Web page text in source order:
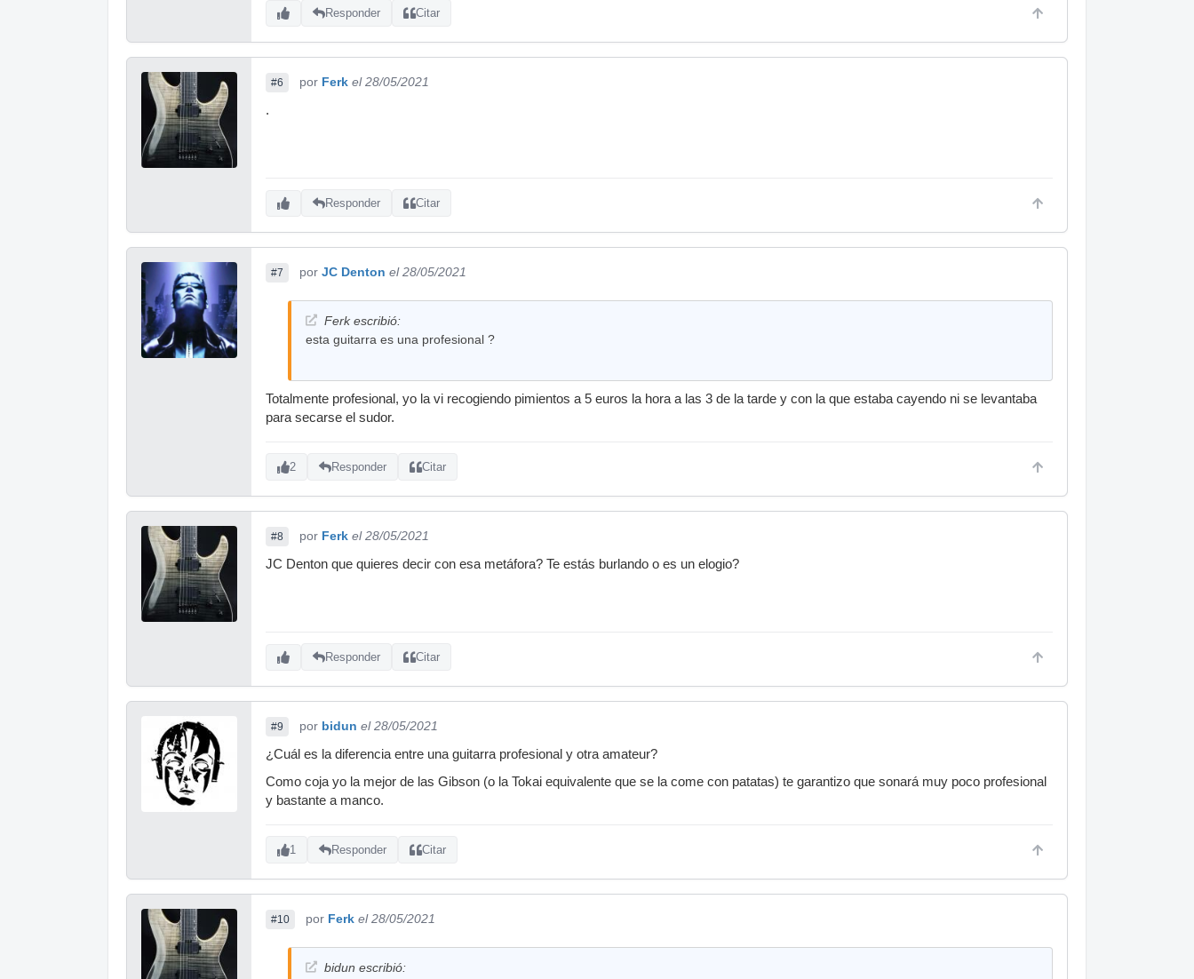
Responder Citar
#6 por Ferk el 28/05/2021
.
Responder Citar
#7 por JC Denton el 28/05/2021
Ferk escribió:
esta guitarra es una profesional ?
Totalmente profesional, yo la vi recogiendo pimientos a 5 euros la hora a las 3 de la tarde y con la que estaba cayendo ni se levantaba
para secarse el sudor.
2 Responder Citar
#8 por Ferk el 28/05/2021
JC Denton que quieres decir con esa metáfora? Te estás burlando o es un elogio?
Responder Citar
#9 por bidun el 28/05/2021
¿Cuál es la diferencia entre una guitarra profesional y otra amateur?
Como coja yo la mejor de las Gibson (o la Tokai equivalente que se la come con patatas) te garantizo que sonará muy poco profesional
y bastante a manco.
1 Responder Citar
#10 por Ferk el 28/05/2021
bidun escribió: